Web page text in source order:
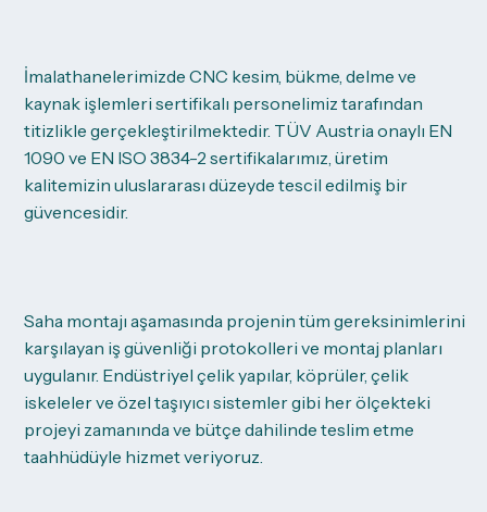
İmalathanelerimizde CNC kesim, bükme, delme ve
kaynak işlemleri sertifikalı personelimiz tarafından
titizlikle gerçekleştirilmektedir. TÜV Austria onaylı EN
1090 ve EN ISO 3834-2 sertifikalarımız, üretim
kalitemizin uluslararası düzeyde tescil edilmiş bir
güvencesidir.
Saha montajı aşamasında projenin tüm gereksinimlerini
karşılayan iş güvenliği protokolleri ve montaj planları
uygulanır. Endüstriyel çelik yapılar, köprüler, çelik
iskeleler ve özel taşıyıcı sistemler gibi her ölçekteki
projeyi zamanında ve bütçe dahilinde teslim etme
taahhüdüyle hizmet veriyoruz.